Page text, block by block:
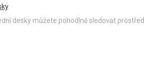
.
desky můžete pohodlně sledovat